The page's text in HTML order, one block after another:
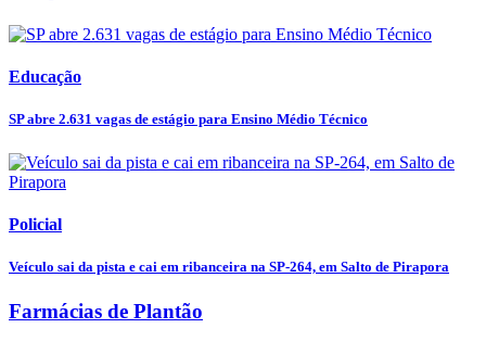
Educação
SP abre 2.631 vagas de estágio para Ensino Médio Técnico
Policial
Veículo sai da pista e cai em ribanceira na SP-264, em Salto de Pirapora
Farmácias de Plantão